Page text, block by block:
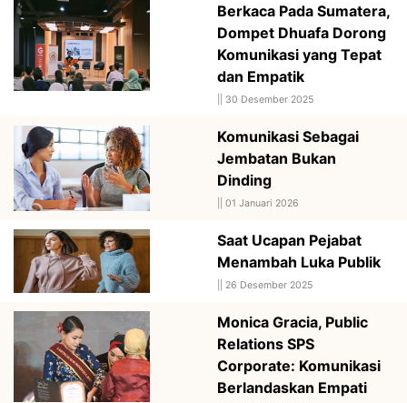
Berkaca Pada Sumatera,
Dompet Dhuafa Dorong
Komunikasi yang Tepat
dan Empatik
30 Desember 2025
Komunikasi Sebagai
Jembatan Bukan
Dinding
01 Januari 2026
Saat Ucapan Pejabat
Menambah Luka Publik
26 Desember 2025
Monica Gracia, Public
Relations SPS
Corporate: Komunikasi
Berlandaskan Empati